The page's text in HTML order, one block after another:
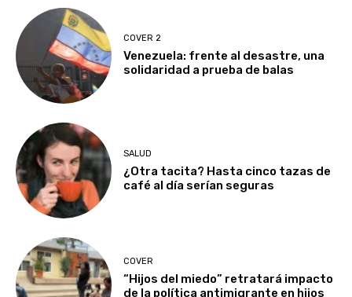
COVER 2
Venezuela: frente al desastre, una
solidaridad a prueba de balas
SALUD
¿Otra tacita? Hasta cinco tazas de
café al día serían seguras
COVER
“Hijos del miedo” retratará impacto
de la política antimigrante en hijos